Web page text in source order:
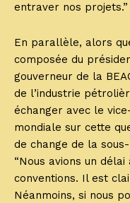
entraver nos projets.”
En parallèle, alors
composée du
gouverneur de la
de l’industrie
échanger avec le
mondiale sur cette
de change de la
“Nous avions un
conventions. Il est
Néanmoins, si nous